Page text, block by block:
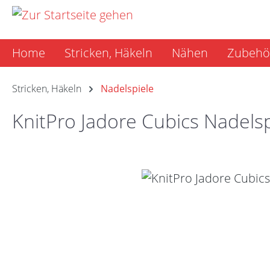
Hauptinhalt springen
Zur Suche springen
Zur Hauptnavigation springen
Home Stricken, Häkeln Nähen
Stricken, Häkeln Nadelspiele
KnitPro Jadore Cubics
Bildergalerie überspringen